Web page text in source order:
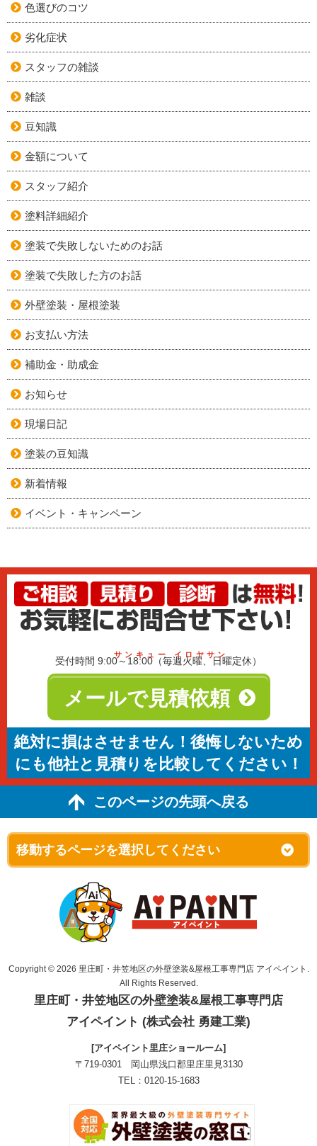
色選びのコツ
劣化症状
スタッフの雑談
雑談
豆知識
金額について
スタッフ紹介
塗料詳細紹介
塗装で失敗しないためのお話
塗装で失敗した方のお話
外壁塗装・屋根塗装
お支払い方法
補助金・助成金
お知らせ
現場日記
塗装の豆知識
新着情報
イベント・キャンペーン
サンキュー イロヤサン
受付時間 9:00～18:00（毎週火曜、日曜定休）
メールで見積依頼
絶対に損はさせません！後悔しないため
にも他社と見積りを比較してください！
このページの先頭へ戻る
Copyright © 2026 里庄町・井笠地区の外壁塗装&屋根工事専門店 アイペイント.
All Rights Reserved.
里庄町・井笠地区の外壁塗装&屋根工事専門店
アイペイント (株式会社 勇建工業)
[アイペイント里庄ショールーム]
〒719-0301 岡山県浅口郡里庄里見3130
TEL：0120-15-1683